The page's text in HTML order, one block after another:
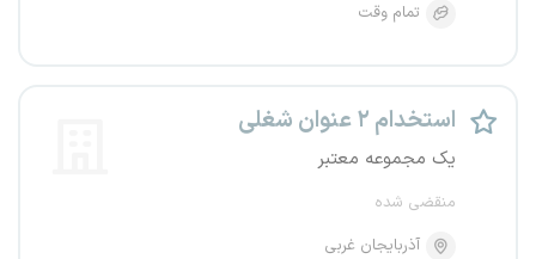
تمام وقت
استخدام ۲ عنوان شغلی
یک مجموعه معتبر
منقضی شده
آذربایجان غربی